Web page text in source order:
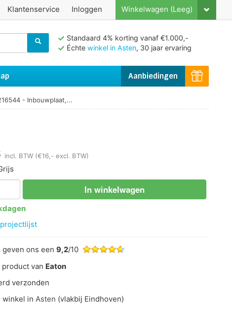
Winkelwagen (Leeg)
Inloggen
Klantenservice
Standaard 4% korting vanaf €1.000,-
Échte winkel in Asten, 30 jaar ervaring
Aanbiedingen
- Inbouwplaat,...
incl. BTW (€16,- excl. BTW)
In winkelwagen
geven ons een 9,2/10
van Eaton
verzonden
winkel in Asten (vlakbij Eindhoven)